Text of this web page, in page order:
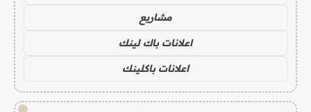
مشاريع
اعلانات باك لينك
اعلانات باكلينك
!